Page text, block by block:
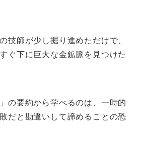
技師が少し掘り進めただけで、
ぐ下に巨大な金鉱脈を見つけた
の要約から学べるのは、一時的
だと勘違いして諦めることの恐